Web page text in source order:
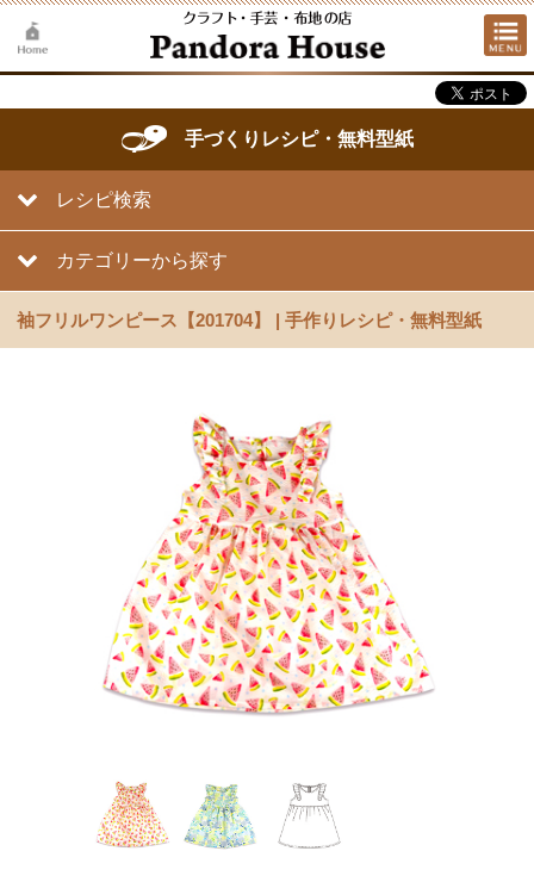
手づくりレシピ・無料型紙
レシピ検索
カテゴリーから探す
袖フリルワンピース【201704】 | 手作りレシピ・無料型紙